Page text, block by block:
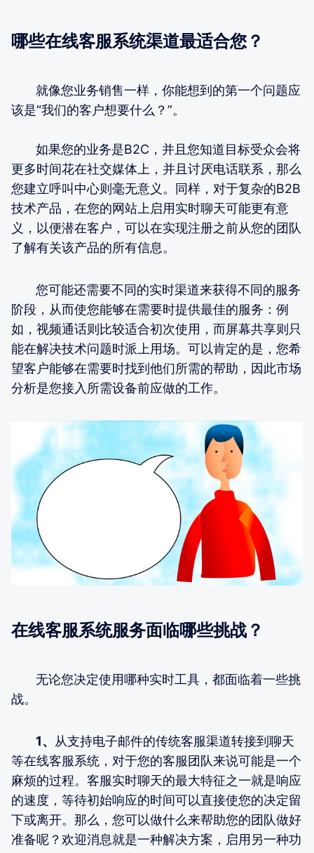
哪些在线客服系统渠道最适合您？
就像您业务销售一样，你能想到的第一个问题应
该是“我们的客户想要什么？”。
如果您的业务是B2C，并且您知道目标受众会将
更多时间花在社交媒体上，并且讨厌电话联系，那么
您建立呼叫中心则毫无意义。同样，对于复杂的B2B
技术产品，在您的网站上启用实时聊天可能更有意
义，以便潜在客户，可以在实现注册之前从您的团队
了解有关该产品的所有信息。
您可能还需要不同的实时渠道来获得不同的服务
阶段，从而使您能够在需要时提供最佳的服务：例
如，视频通话则比较适合初次使用，而屏幕共享则只
能在解决技术问题时派上用场。可以肯定的是，您希
望客户能够在需要时找到他们所需的帮助，因此市场
分析是您接入所需设备前应做的工作。
在线客服系统服务面临哪些挑战？
无论您决定使用哪种实时工具，都面临着一些挑
战。
1、 从支持电子邮件的传统客服渠道转接到聊天
等在线客服系统，对于您的客服团队来说可能是一个
麻烦的过程。客服实时聊天的最大特征之一就是响应
的速度，等待初始响应的时间可以直接使您的决定留
下或离开。那么，您可以做什么来帮助您的团队做好
准备呢？欢迎消息就是一种解决方案，启用另一种功